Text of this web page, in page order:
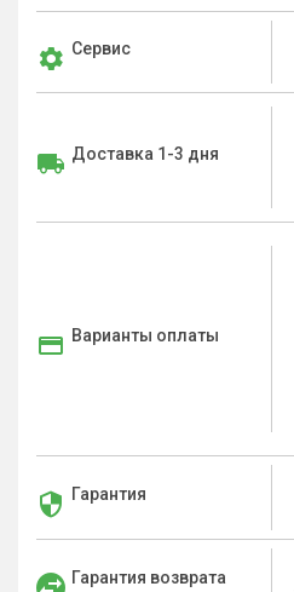
Сервис
Доставка 1-3 дня
Варианты оплаты
Гарантия
Гарантия возврата